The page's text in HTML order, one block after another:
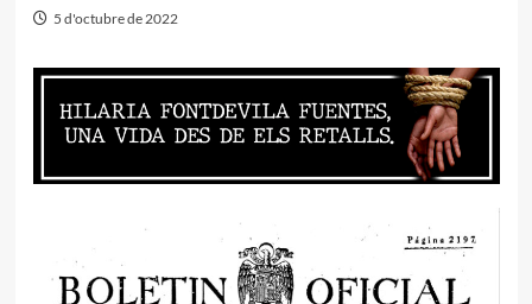
5 d'octubre de 2022